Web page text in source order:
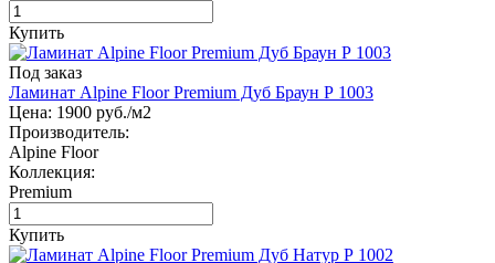
Купить
Под заказ
Ламинат Alpine Floor Premium Дуб Браун Р 1003
Цена: 1900 руб./м2
Производитель:
Alpine Floor
Коллекция:
Premium
Купить